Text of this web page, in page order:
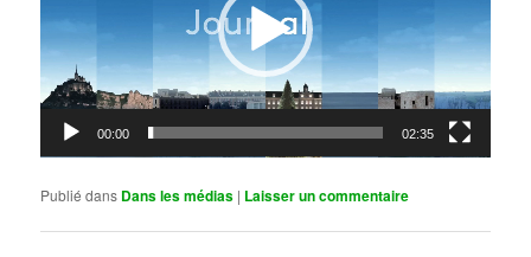
00:00 02:35
Publié dans Dans les médias | Laisser un commentaire